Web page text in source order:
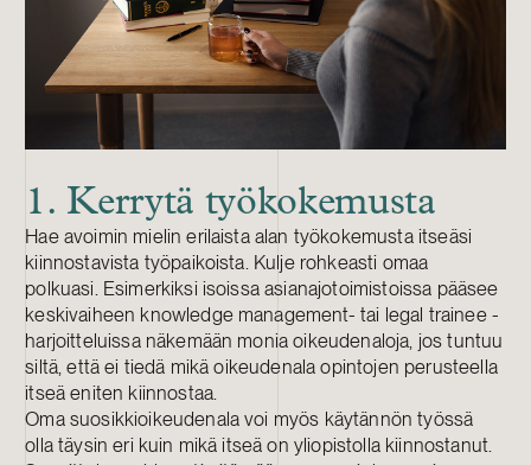
1. Kerrytä työkokemusta
Hae avoimin mielin erilaista alan työkokemusta itseäsi
kiinnostavista työpaikoista. Kulje rohkeasti omaa
polkuasi. Esimerkiksi isoissa asianajotoimistoissa pääsee
keskivaiheen knowledge management- tai legal trainee -
harjoitteluissa näkemään monia oikeudenaloja, jos tuntuu
siltä, että ei tiedä mikä oikeudenala opintojen perusteella
itseä eniten kiinnostaa.
Oma suosikkioikeudenala voi myös käytännön työssä
olla täysin eri kuin mikä itseä on yliopistolla kiinnostanut.